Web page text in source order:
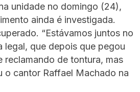
unidade no domingo (24),
ainda é investigada.
“Estávamos juntos no
legal, que depois que pegou
reclamando de tontura, mas
o cantor Raffael Machado na